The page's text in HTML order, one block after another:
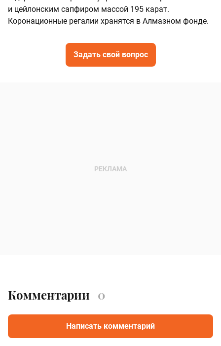
и цейлонским сапфиром массой 195 карат.
Коронационные регалии хранятся в Алмазном фонде.
Задать свой вопрос
Комментарии 0
Написать комментарий